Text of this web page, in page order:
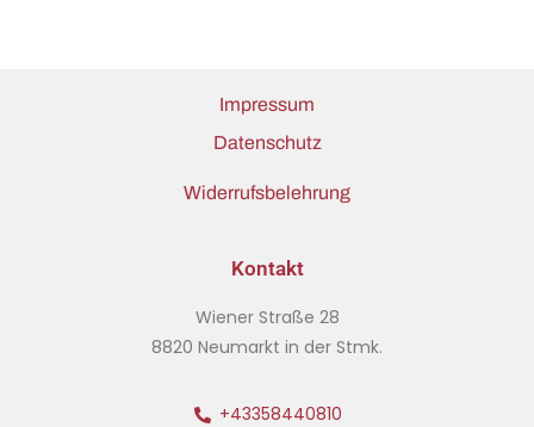
Impressum
Datenschutz
Widerrufsbelehrung
Kontakt
Wiener Straße 28
8820 Neumarkt in der Stmk.
+43358440810